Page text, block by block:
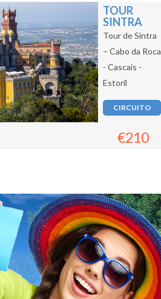
TOUR
SINTRA
Tour de Sintra
– Cabo da Roca
- Cascais -
Estoril
CIRCUITO
€210